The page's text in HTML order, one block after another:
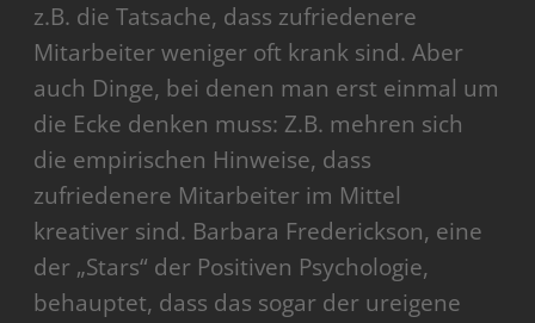
z.B. die Tatsache, dass zufriedenere
Mitarbeiter weniger oft krank sind. Aber
auch Dinge, bei denen man erst einmal um
die Ecke denken muss: Z.B. mehren sich
die empirischen Hinweise, dass
zufriedenere Mitarbeiter im Mittel
kreativer sind. Barbara Frederickson, eine
der „Stars“ der Positiven Psychologie,
behauptet, dass das sogar der ureigene